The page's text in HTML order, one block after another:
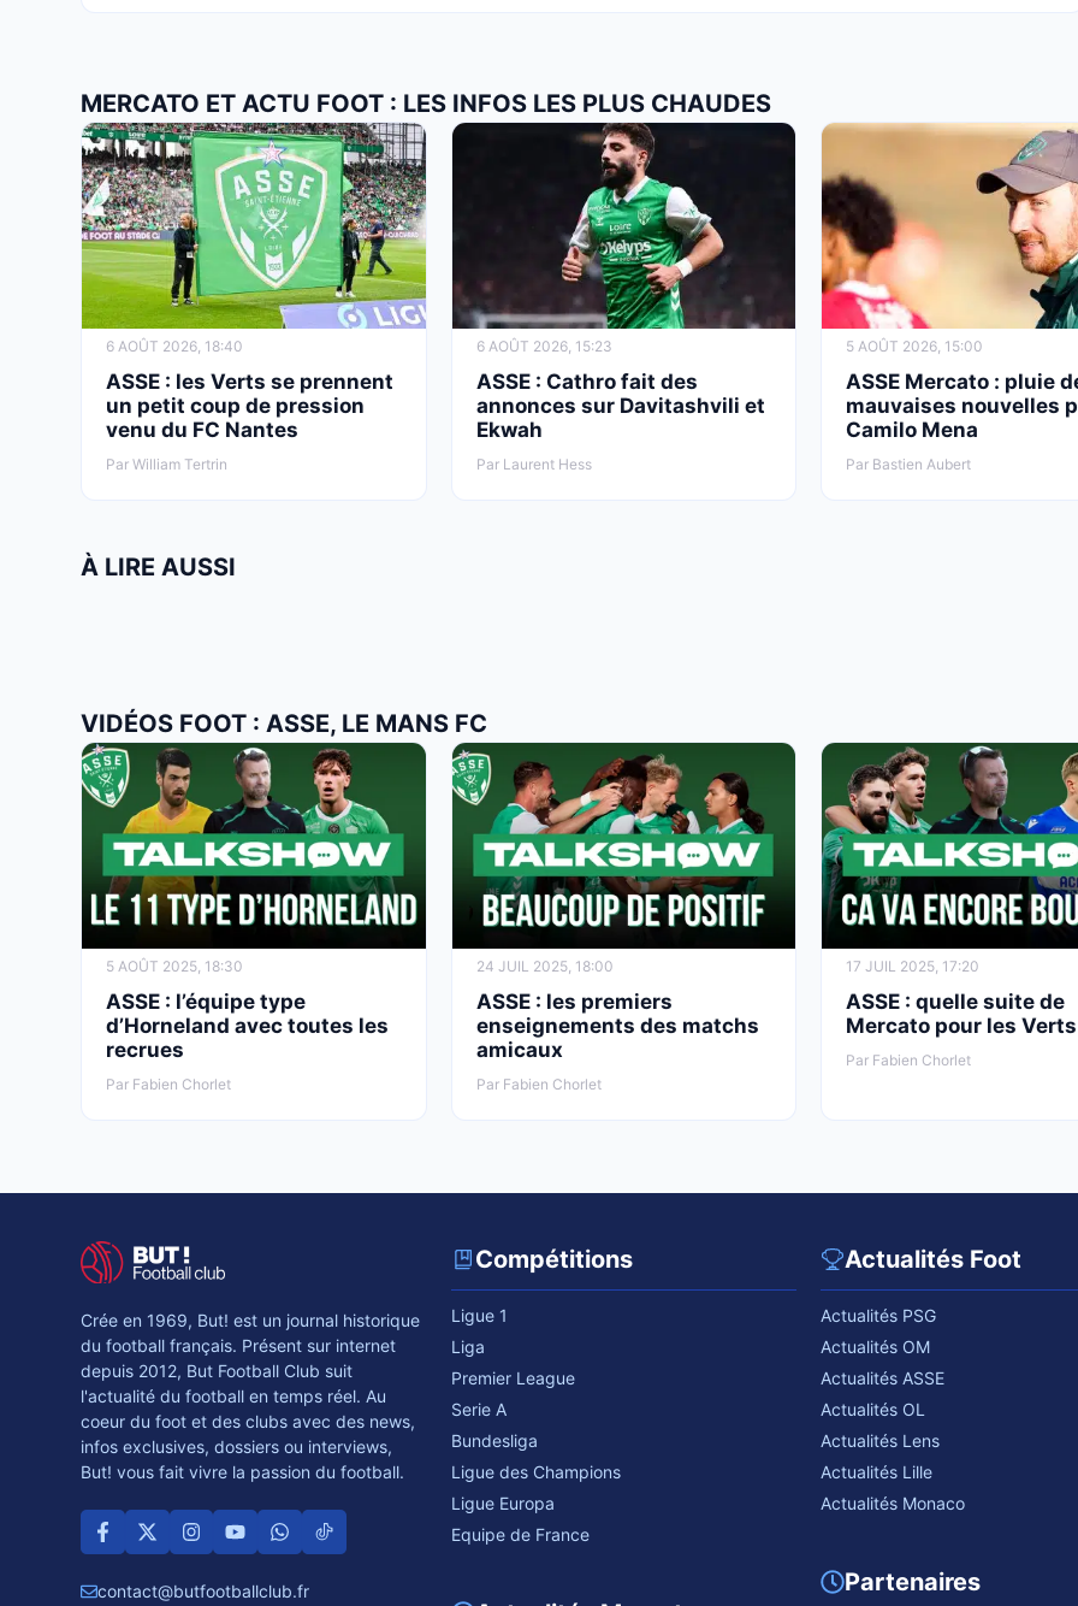
MERCATO ET ACTU FOOT : LES INFOS LES PLUS CHAUDES
6 AOÛT 2026, 18:40
ASSE : les Verts se prennent
un petit coup de pression
venu du FC Nantes
Par William Tertrin
6 AOÛT 2026, 15:23
ASSE : Cathro fait des
annonces sur Davitashvili et
Ekwah
Par Laurent Hess
5 AOÛT 2026, 15:00
ASSE Mercato : pluie
mauvaises nouvelles
Camilo Mena
Par Bastien Aubert
À LIRE AUSSI
VIDÉOS FOOT : ASSE, LE MANS FC
5 AOÛT 2025, 18:30
ASSE : l’équipe type
d’Horneland avec toutes les
recrues
Par Fabien Chorlet
24 JUIL 2025, 18:00
ASSE : les premiers
enseignements des matchs
amicaux
Par Fabien Chorlet
17 JUIL 2025, 17:20
ASSE : quelle suite de
Mercato pour les Verts
Par Fabien Chorlet
Crée en 1969, But! est un journal historique
du football français. Présent sur internet
depuis 2012, But Football Club suit
l'actualité du football en temps réel. Au
coeur du foot et des clubs avec des news,
infos exclusives, dossiers ou interviews,
But! vous fait vivre la passion du football.
contact@butfootballclub.fr
Compétitions
Ligue 1
Liga
Premier League
Serie A
Bundesliga
Ligue des Champions
Ligue Europa
Equipe de France
Actualités Foot
Actualités PSG
Actualités OM
Actualités ASSE
Actualités OL
Actualités Lens
Actualités Lille
Actualités Monaco
Partenaires